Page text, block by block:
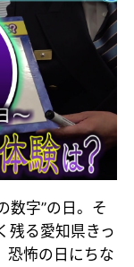
数字”の日。そ
残る愛知県きっ
恐怖の日にちな